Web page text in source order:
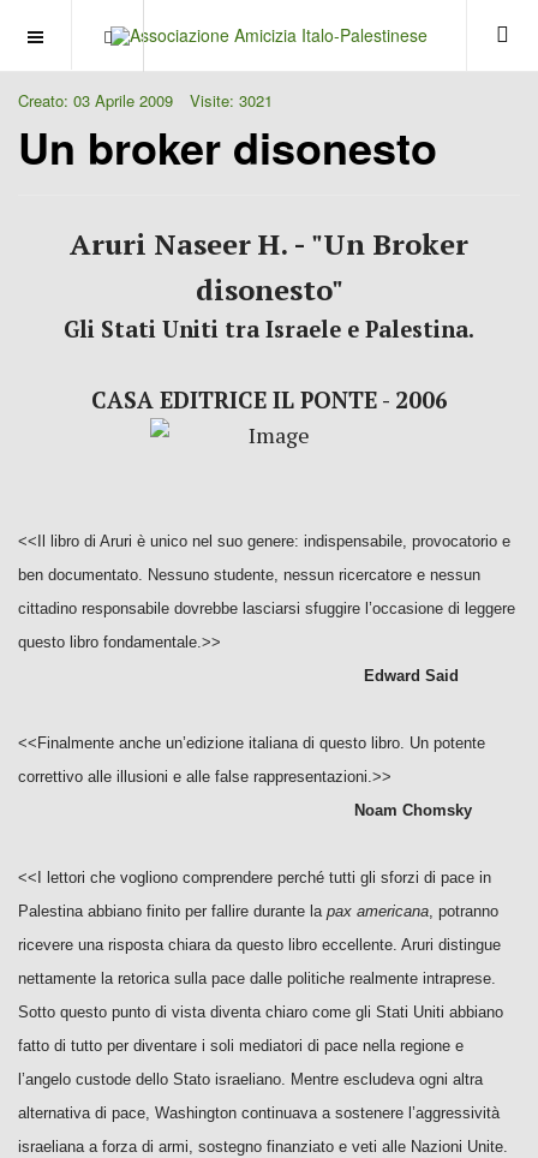
OFF CANVAS
Creato: 03 Aprile 2009 Visite: 3021
Un broker disonesto
Aruri Naseer H. - "Un Broker
disonesto"
Gli Stati Uniti tra Israele e Palestina.
CASA EDITRICE IL PONTE - 2006
<<Il libro di Aruri è unico nel suo genere: indispensabile, provocatorio e
ben documentato. Nessuno studente, nessun ricercatore e nessun
cittadino responsabile dovrebbe lasciarsi sfuggire l’occasione di leggere
questo libro fondamentale.>>
Edward Said
<<Finalmente anche un’edizione italiana di questo libro. Un potente
correttivo alle illusioni e alle false rappresentazioni.>>
Noam Chomsky
<<I lettori che vogliono comprendere perché tutti gli sforzi di pace in
Palestina abbiano finito per fallire durante la pax americana, potranno
ricevere una risposta chiara da questo libro eccellente. Aruri distingue
nettamente la retorica sulla pace dalle politiche realmente intraprese.
Sotto questo punto di vista diventa chiaro come gli Stati Uniti abbiano
fatto di tutto per diventare i soli mediatori di pace nella regione e
l’angelo custode dello Stato israeliano. Mentre escludeva ogni altra
alternativa di pace, Washington continuava a sostenere l’aggressività
israeliana a forza di armi, sostegno finanziato e veti alle Nazioni Unite.